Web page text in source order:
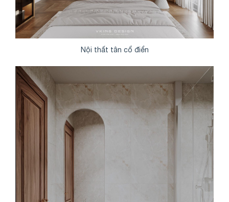
Share
Nội thất tân cổ điển